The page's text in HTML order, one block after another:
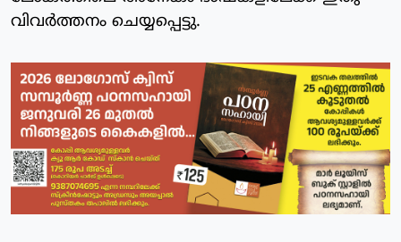
വിവര്‍ത്തനം ചെയ്യപ്പെട്ടു.